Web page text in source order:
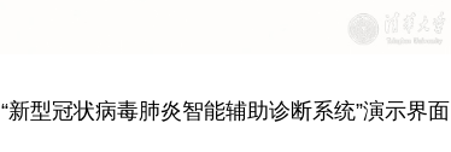
“新型冠状病毒肺炎智能辅助诊断系统”演示界面